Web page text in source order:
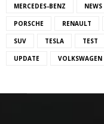
MERCEDES-BENZ NEWS
PORSCHE RENAULT
SUV TESLA TEST
UPDATE VOLKSWAGEN